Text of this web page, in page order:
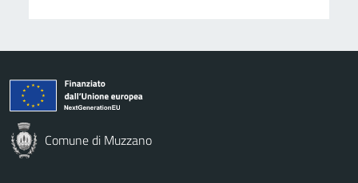
Comune di Muzzano